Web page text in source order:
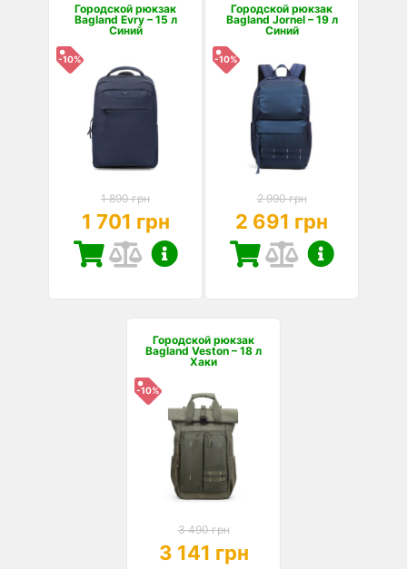
Городской рюкзак
Bagland Evry – 15 л
Синий
-10%
1 890 грн
1 701 грн
Городской рюкзак
Bagland Jornel – 19 л
Синий
-10%
2 990 грн
2 691 грн
Городской рюкзак
Bagland Veston – 18 л
Хаки
-10%
3 490 грн
3 141 грн